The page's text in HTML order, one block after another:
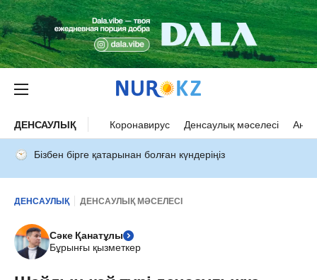
ДЕНСАУЛЫҚ Коронавирус Денсаулық мәселесі Ана
Бізбен бірге қатарынан болған күндеріңіз
ДЕНСАУЛЫҚ ДЕНСАУЛЫҚ МӘСЕЛЕСІ
Сәке Қанатұлы
Бұрынғы қызметкер